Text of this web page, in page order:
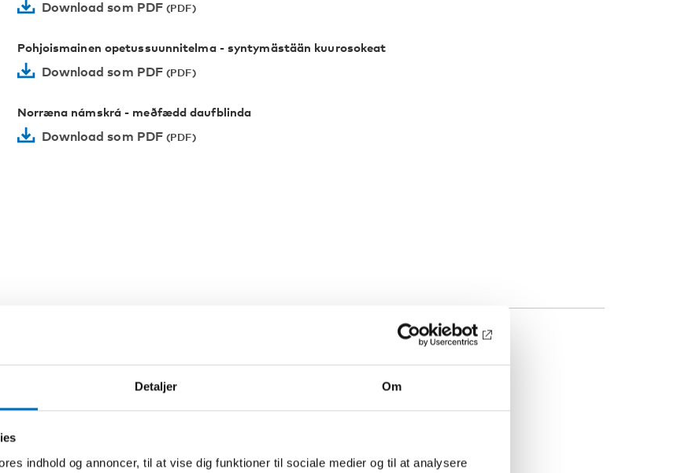
Detaljer Om
indhold og annoncer, til at vise dig funktioner til sociale medier og til at analysere
Download som PDF
Pohjoismainen opetussuunnitelma - syntymästään kuurosokeat
Download som PDF
Norræna námskrá - meðfædd daufblinda
Download som PDF